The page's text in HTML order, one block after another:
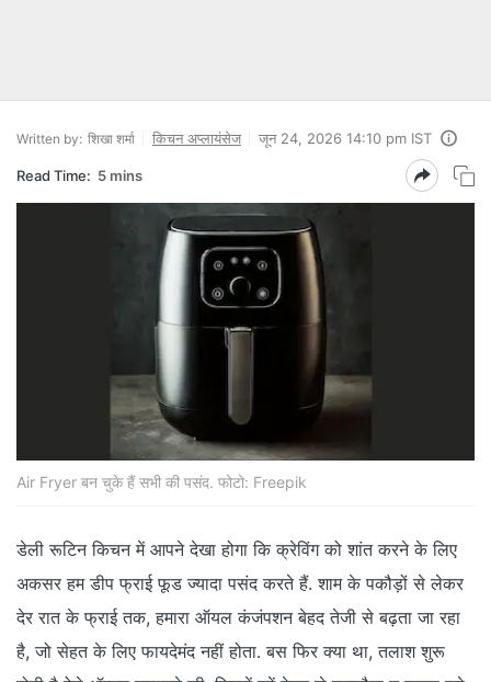
Written by: शिखा शर्मा किचन अप्लायंसेज जून 24, 2026 14:10 pm IST
Read Time: 5 mins
Air Fryer बन चुके हैं सभी की पसंद. फोटो: Freepik
डेली रूटिन किचन में आपने देखा होगा कि क्रेविंग को शांत करने के लिए
अकसर हम डीप फ्राई फूड ज्‍यादा पसंद करते हैं. शाम के पकौड़ों से लेकर
देर रात के फ्राई तक, हमारा ऑयल कंजंपशन बेहद तेजी से बढ़ता जा रहा
है, जो सेहत के लिए फायदेमंद नहीं होता. बस फिर क्‍या था, तलाश शुरू